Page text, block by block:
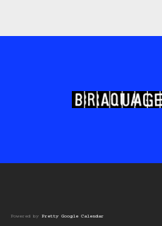
Powered by Pretty Google Calendar